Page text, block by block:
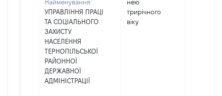
Найменування:
УПРАВЛІННЯ ПРАЦІ
ТА СОЦІАЛЬНОГО
ЗАХИСТУ
НАСЕЛЕННЯ
ТЕРНОПІЛЬСЬКОЇ
РАЙОННОЇ
ДЕРЖАВНОЇ
АДМІНІСТРАЦІЇ
нею
трирічного
віку